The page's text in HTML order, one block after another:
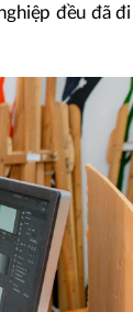
đều đã đi